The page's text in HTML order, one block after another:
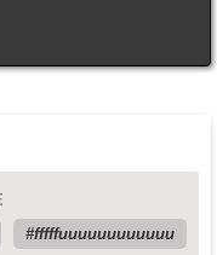
fffffuuuuuuuuuuuu